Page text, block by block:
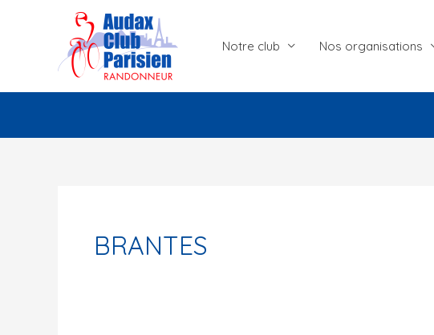
Notre club Nos organisations
BRANTES